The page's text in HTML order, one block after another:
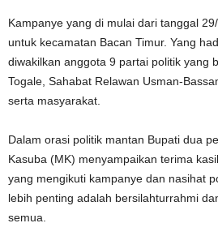
Kampanye yang di mulai dari tanggal
untuk kecamatan Bacan Timur. Yang
diwakilkan anggota 9 partai politik yang
Togale, Sahabat Relawan Usman-
serta masyarakat.
Dalam orasi politik mantan Bupati dua
Kasuba (MK) menyampaikan terima
yang mengikuti kampanye dan nasihat
lebih penting adalah bersilahturrahmi
semua.